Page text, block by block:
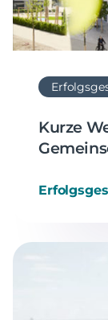
Kurze